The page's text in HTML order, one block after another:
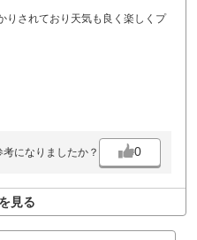
りされており天気も良く楽しくプ
りはふかふかの砂の大小深いバ
のショットや距離感など色々なス
になりましたか？ 0
見る